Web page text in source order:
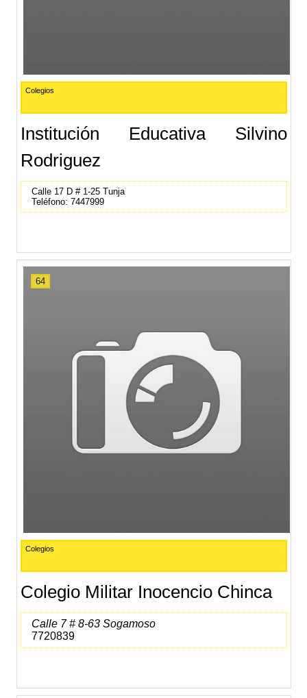
Colegios
Institución Educativa Silvino
Rodriguez
Calle 17 D # 1-25 Tunja
Teléfono: 7447999
64
Colegios
Colegio Militar Inocencio Chinca
Calle 7 # 8-63 Sogamoso
7720839